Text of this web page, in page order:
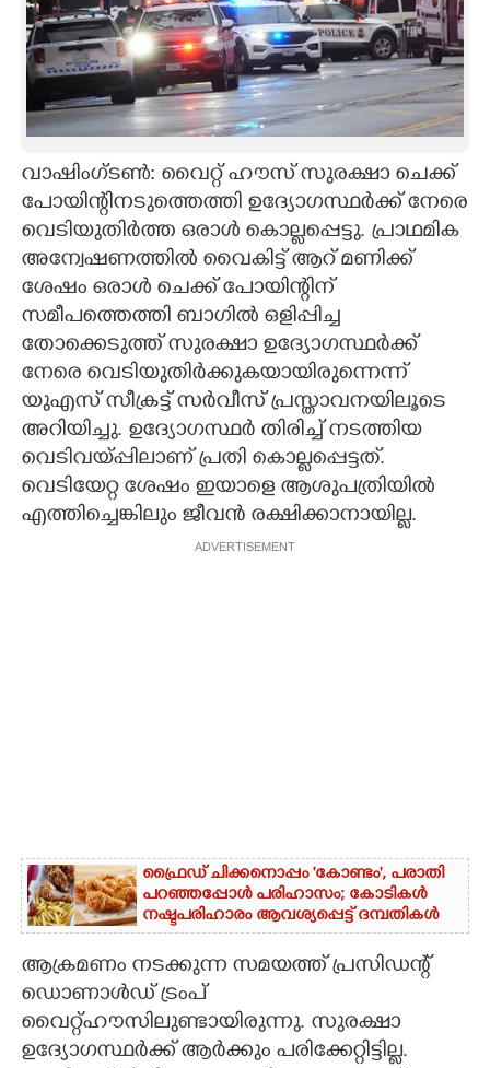
ART
ASTRO
CARTOONS
LITERATURE
ZOOM
CONTACT US
വാഷിംഗ്ടൺ: വൈറ്റ് ഹൗസ് സുരക്ഷാ ചെക്ക്
പോയിന്റിനടുത്തെത്തി ഉദ്യോഗസ്ഥർക്ക് നേരെ
വെടിയുതിർത്ത ഒരാൾ കൊല്ലപ്പെട്ടു. പ്രാഥമിക
അന്വേഷണത്തിൽ വൈകിട്ട് ആറ് മണിക്ക്
ശേഷം ഒരാൾ ചെക്ക് പോയിന്റിന്
സമീപത്തെത്തി ബാഗിൽ ഒളിപ്പിച്ച
തോക്കെടുത്ത് സുരക്ഷാ ഉദ്യോഗസ്ഥർക്ക്
നേരെ വെടിയുതിർക്കുകയായിരുന്നെന്ന്
യുഎസ് സീക്രട്ട് സർവീസ് പ്രസ്താവനയിലൂടെ
അറിയിച്ചു. ഉദ്യോഗസ്ഥർ തിരിച്ച് നടത്തിയ
വെടിവയ്പ്പിലാണ് പ്രതി കൊല്ലപ്പെട്ടത്.
വെടിയേറ്റ ശേഷം ഇയാളെ ആശുപത്രിയിൽ
എത്തിച്ചെങ്കിലും ജീവൻ രക്ഷിക്കാനായില്ല.
ADVERTISEMENT
ഫ്രൈഡ് ചിക്കനൊപ്പം 'കോണ്ടം',​ പരാതി
പറഞ്ഞപ്പോൾ പരിഹാസം; കോടികൾ
നഷ്ടപരിഹാരം ആവശ്യപ്പെട്ട് ദമ്പതികൾ
ആക്രമണം നടക്കുന്ന സമയത്ത് പ്രസിഡന്റ്
ഡൊണാൾഡ് ട്രംപ്
വൈറ്റ്ഹൗസിലുണ്ടായിരുന്നു. സുരക്ഷാ
ഉദ്യോഗസ്ഥർക്ക് ആർക്കും പരിക്കേറ്റിട്ടില്ല.